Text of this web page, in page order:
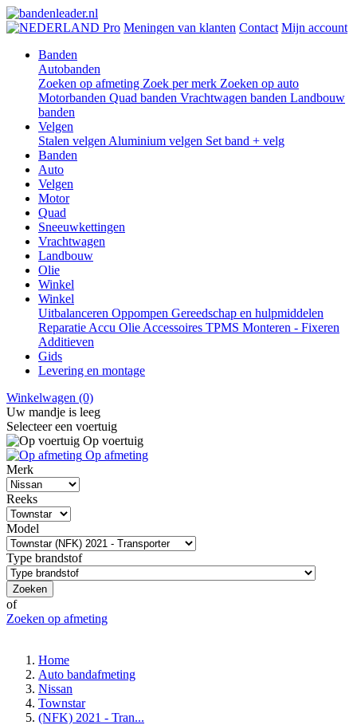
Pro Meningen van klanten Contact Mijn account
Banden
Autobanden
Zoeken op afmeting Zoek per merk Zoeken op auto
Motorbanden Quad banden Vrachtwagen banden Landbouw
banden
Velgen
Stalen velgen Aluminium velgen Set band + velg
Banden
Auto
Velgen
Motor
Quad
Sneeuwkettingen
Vrachtwagen
Landbouw
Olie
Winkel
Winkel
Uitbalanceren Oppompen Gereedschap en hulpmiddelen
Reparatie Accu Olie Accessoires TPMS Monteren - Fixeren
Additieven
Gids
Levering en montage
Winkelwagen (0)
Uw mandje is leeg
Selecteer een voertuig
Op voertuig
Op afmeting
Merk
Reeks
Model
Type brandstof
Zoeken
of
Zoeken op afmeting
Home
Auto bandafmeting
Nissan
Townstar
(NFK) 2021 - Tran...